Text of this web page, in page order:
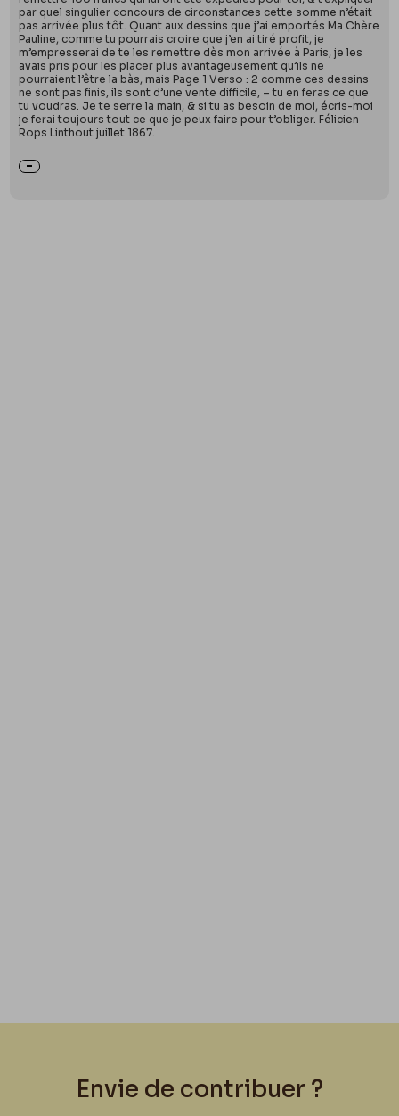
par quel singulier concours de circonstances cette somme n’était
pas arrivée plus tôt. Quant aux dessins que j’ai emportés Ma Chère
Pauline, comme tu pourrais croire que j’en ai tiré profit, je
m’empresserai de te les remettre dès mon arrivée à Paris, je les
avais pris pour les placer plus avantageusement qu’ils ne
pourraient l’être la bàs, mais Page 1 Verso : 2 comme ces dessins
ne sont pas finis, ils sont d’une vente difficile, – tu en feras ce que
tu voudras. Je te serre la main, & si tu as besoin de moi, écris-moi
je ferai toujours tout ce que je peux faire pour t’obliger. Félicien
Rops Linthout juillet 1867.
Envie de contribuer ?